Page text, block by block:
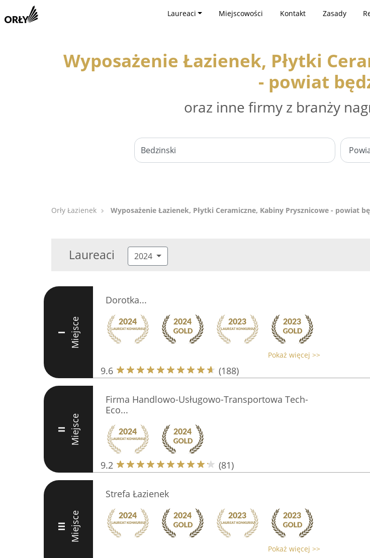
Laureaci Miejscowości Kontakt Zasady
Wyposażenie Łazienek, Płytki
- powiat
oraz inne firmy z branży
Orły Łazienek Wyposażenie Łazienek, Płytki Ceramiczne, Kabiny Prysznicowe - powiat
Laureaci 2024
I Miejsce
Dorotka...
Pokaż więcej >>
9.6 (188)
II Miejsce
Firma Handlowo-Usługowo-Transportowa Tech-
Eco...
9.2 (81)
III Miejsce
Strefa Łazienek
Pokaż więcej >>